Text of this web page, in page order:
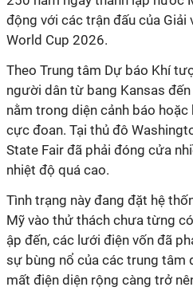
động với các trận đấu của
World Cup 2026.
Theo Trung tâm Dự báo Khí
người dân từ bang Kansas
nằm trong diện cảnh báo hoặc
cực đoan. Tại thủ đô
State Fair đã phải đóng cửa
nhiệt độ quá cao.
Tình trạng này đang đặt hệ
Mỹ vào thử thách chưa từng
ập đến, các lưới điện vốn đã
sự bùng nổ của các trung tâm
mất điện diện rộng càng trở